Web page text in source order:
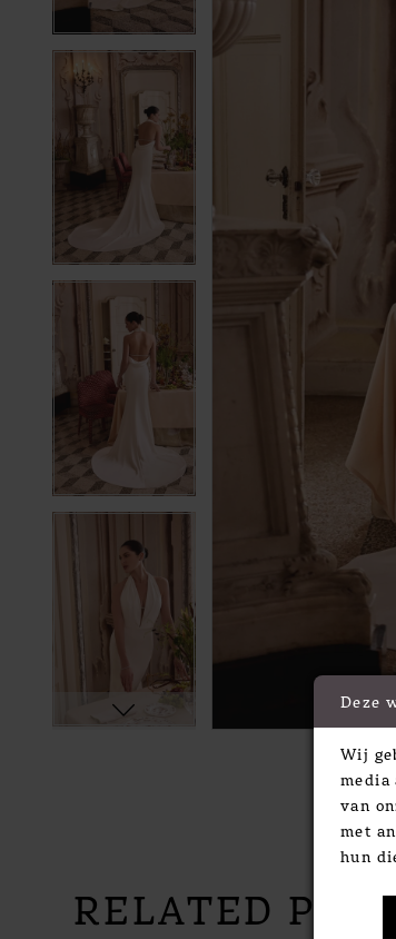
4
5
RELATED
Deze
Wij
media
van
met
hun